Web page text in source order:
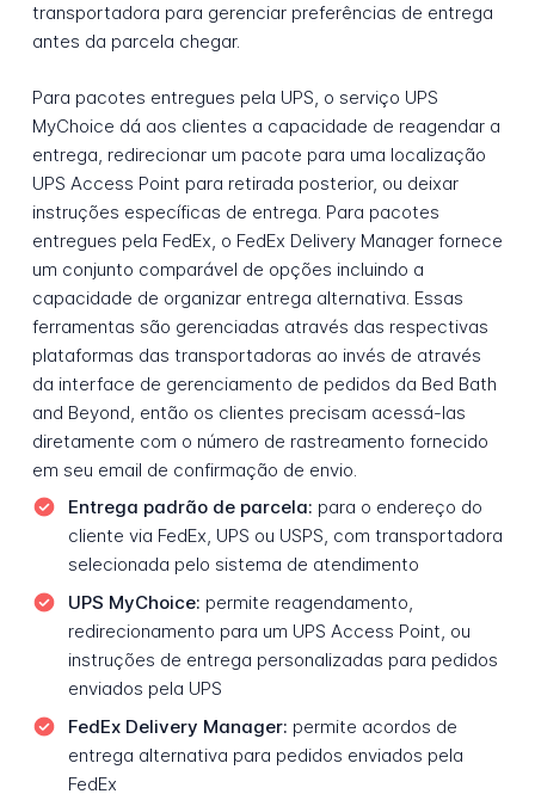
transportadora para gerenciar preferências de entrega
antes da parcela chegar.
Para pacotes entregues pela UPS, o serviço UPS
MyChoice dá aos clientes a capacidade de reagendar a
entrega, redirecionar um pacote para uma localização
UPS Access Point para retirada posterior, ou deixar
instruções específicas de entrega. Para pacotes
entregues pela FedEx, o FedEx Delivery Manager fornece
um conjunto comparável de opções incluindo a
capacidade de organizar entrega alternativa. Essas
ferramentas são gerenciadas através das respectivas
plataformas das transportadoras ao invés de através
da interface de gerenciamento de pedidos da Bed Bath
and Beyond, então os clientes precisam acessá-las
diretamente com o número de rastreamento fornecido
em seu email de confirmação de envio.
Entrega padrão de parcela: para o endereço do
cliente via FedEx, UPS ou USPS, com transportadora
selecionada pelo sistema de atendimento
UPS MyChoice: permite reagendamento,
redirecionamento para um UPS Access Point, ou
instruções de entrega personalizadas para pedidos
enviados pela UPS
FedEx Delivery Manager: permite acordos de
entrega alternativa para pedidos enviados pela
FedEx